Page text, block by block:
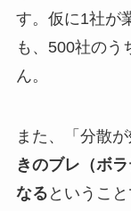
す。仮に1社が
も、500社のう
ん。
また、「分散
きのブレ（ボ
なる というこ